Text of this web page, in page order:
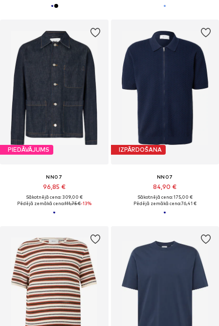
PIEDĀVĀJUMS
NN07
96,85 €
Sākotnējā cena: 309,00 €
Pēdējā zemākā cena:111,75 €-13%
IZPĀRDOŠANA
NN07
84,90 €
Sākotnējā cena: 175,00 €
Pēdējā zemākā cena:76,41 €